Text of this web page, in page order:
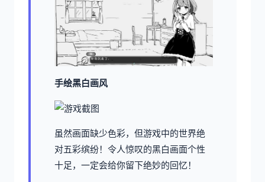
手绘黑白画风
虽然画面缺少色彩，但游戏中的世界绝
对五彩缤纷！令人惊叹的黑白画面个性
十足，一定会给你留下绝妙的回忆！